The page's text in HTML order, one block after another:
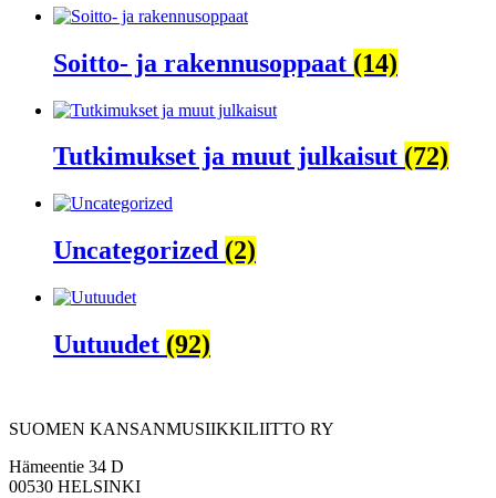
Soitto- ja rakennusoppaat (14)
Tutkimukset ja muut julkaisut (72)
Uncategorized (2)
Uutuudet (92)
SUOMEN KANSANMUSIIKKILIITTO RY
Hämeentie 34 D
00530 HELSINKI